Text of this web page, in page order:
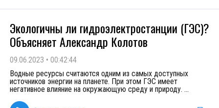
Экологичны ли гидроэлектростанции (ГЭС)?
Объясняет Александр Колотов
09.06.2023 • 00:42:44
Водные ресурсы считаются одним из самых доступных
источников энергии на планете. При этом ГЭС имеет
негативное влияние на окружающую среду и природу. ...